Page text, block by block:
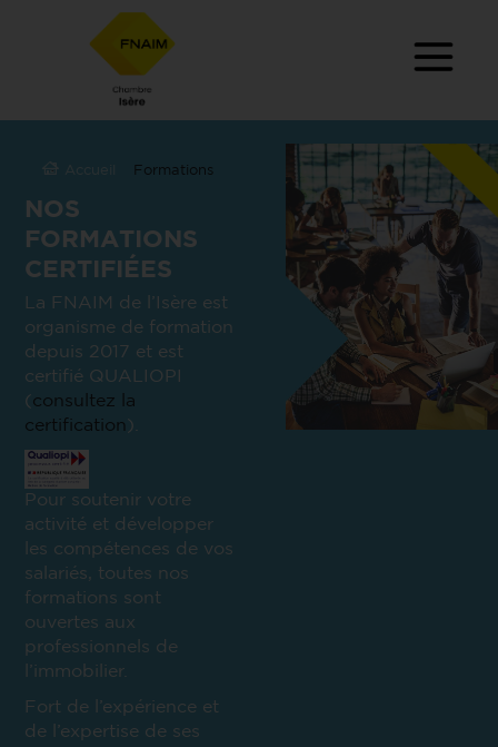
Formations
NOS
FORMATIONS
CERTIFIÉES
La FNAIM de l’Isère est
organisme de formation
depuis 2017 et est
certifié QUALIOPI
( consultez la
certification ).
Pour soutenir votre
activité et développer
les compétences de vos
salariés, toutes nos
formations sont
ouvertes aux
professionnels de
l’immobilier.
Fort de l’expérience et
de l’expertise de ses